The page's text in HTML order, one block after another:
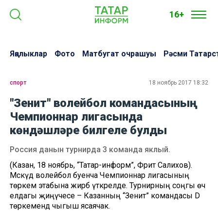
16+
Яңалыклар Фото Матбугат очрашуы Рәсми
спорт 18 ноябрь 2017 18:32
"Зенит" волейбол командасының
Чемпионнар лигасында
көндәшләре билгеле булды
Россия данын турнирда 3 команда яклый.
(Казан, 18 ноябрь, “Татар-информ”, Фәрит Салихов).
Мәскәүдә волейбол буенча Чемпионнар лигасының
төркем этабына жирәбә үткәрелде. Турнирның соңгы өч
елдагы җиңүчесе – Казанның “Зенит” командасы D
төркемендә чыгыш ясаячак.